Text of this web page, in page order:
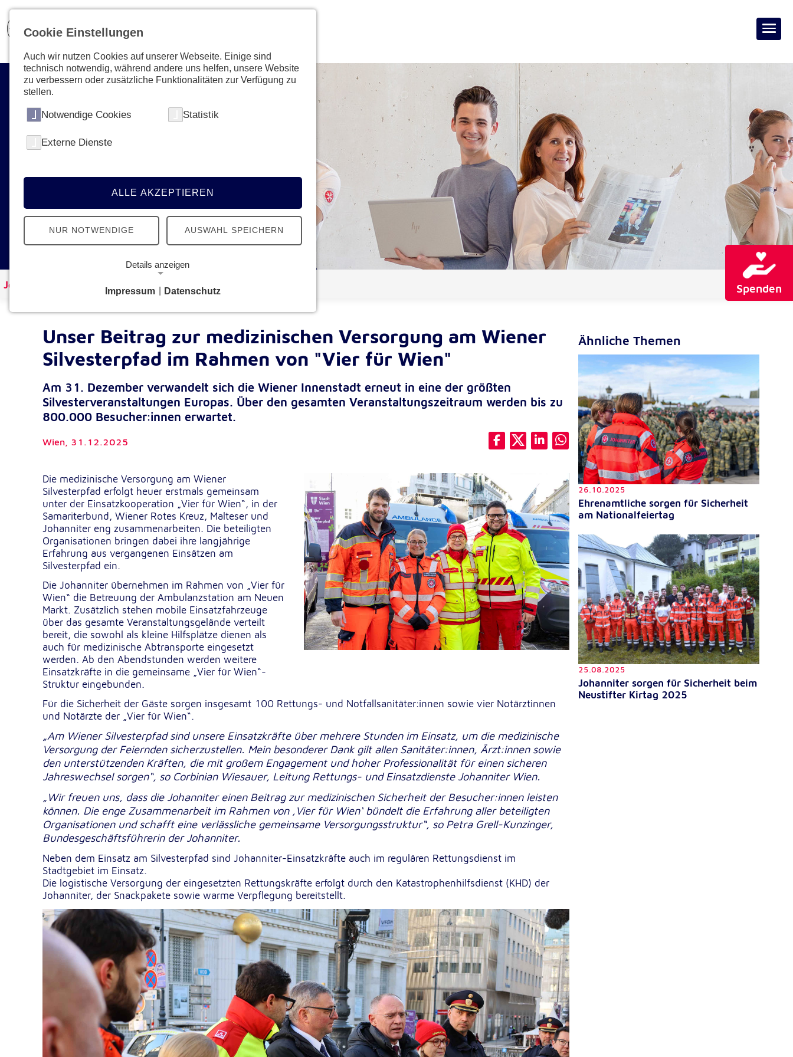
Spenden
Aktuelles & Presse
News, Termine, Podcast - Erfahren Sie
alles Neue von den Johannitern
Johanniter Österreich Aktuelles
Unser Beitrag zur medizinischen Versorgung am Wiener
Silvesterpfad im Rahmen von "Vier für Wien"
Am 31. Dezember verwandelt sich die Wiener Innenstadt erneut in eine der größten
Silvesterveranstaltungen Europas. Über den gesamten Veranstaltungszeitraum werden bis zu
800.000 Besucher:innen erwartet.
Wien, 31.12.2025
Die medizinische Versorgung am Wiener
Silvesterpfad erfolgt heuer erstmals gemeinsam
unter der Einsatzkooperation „Vier für Wien“, in der
Samariterbund, Wiener Rotes Kreuz, Malteser und
Johanniter eng zusammenarbeiten. Die beteiligten
Organisationen bringen dabei ihre langjährige
Erfahrung aus vergangenen Einsätzen am
Silvesterpfad ein.
Die Johanniter übernehmen im Rahmen von „Vier für
Wien“ die Betreuung der Ambulanzstation am Neuen
Markt. Zusätzlich stehen mobile Einsatzfahrzeuge
über das gesamte Veranstaltungsgelände verteilt
bereit, die sowohl als kleine Hilfsplätze dienen als
auch für medizinische Abtransporte eingesetzt
werden. Ab den Abendstunden werden weitere
Einsatzkräfte in die gemeinsame „Vier für Wien“-
Struktur eingebunden.
Für die Sicherheit der Gäste sorgen insgesamt 100 Rettungs- und Notfallsanitäter:innen sowie vier Notärztinnen
und Notärzte der „Vier für Wien“.
„Am Wiener Silvesterpfad sind unsere Einsatzkräfte über mehrere Stunden im Einsatz, um die medizinische
Versorgung der Feiernden sicherzustellen. Mein besonderer Dank gilt allen Sanitäter:innen, Ärzt:innen sowie
den unterstützenden Kräften, die mit großem Engagement und hoher Professionalität für einen sicheren
Jahreswechsel sorgen“, so Corbinian Wiesauer, Leitung Rettungs- und Einsatzdienste Johanniter Wien.
„Wir freuen uns, dass die Johanniter einen Beitrag zur medizinischen Sicherheit der Besucher:innen leisten
können. Die enge Zusammenarbeit im Rahmen von ‚Vier für Wien‘ bündelt die Erfahrung aller beteiligten
Organisationen und schafft eine verlässliche gemeinsame Versorgungsstruktur“, so Petra Grell-Kunzinger,
Bundesgeschäftsführerin der Johanniter.
Neben dem Einsatz am Silvesterpfad sind Johanniter-Einsatzkräfte auch im regulären Rettungsdienst im
Stadtgebiet im Einsatz.
Die logistische Versorgung der eingesetzten Rettungskräfte erfolgt durch den Katastrophenhilfsdienst (KHD) der
Johanniter, der Snackpakete sowie warme Verpflegung bereitstellt.
Ähnliche Themen
26.10.2025
Ehrenamtliche sorgen für Sicherheit
am Nationalfeiertag
25.08.2025
Johanniter sorgen für Sicherheit beim
Neustifter Kirtag 2025
Cookie Einstellungen
Auch wir nutzen Cookies auf unserer Webseite. Einige sind
technisch notwendig, während andere uns helfen, unsere Website
zu verbessern oder zusätzliche Funktionalitäten zur Verfügung zu
stellen.
Notwendige Cookies Statistik
Externe Dienste
ALLE AKZEPTIEREN
NUR NOTWENDIGE AUSWAHL SPEICHERN
Details anzeigen
Notwendige Cookies ermöglichen grundlegende Funktionen
und sind für die einwandfreie Funktion der Website
erforderlich.
Google Analytics Opt-Out-Cookie
Name: gaOptout
Zweck:
Dieser Cookie speichert die gewählte
Einverständnis-Cookie
Name: cookie_consent
Zweck:
Dieser Cookie speichert die ausgewählten
Einverständnis-Optionen des Benutzers
Cookie Laufzeit: 1 Jahr
Statistik
Statistik Cookies erfassen Informationen anonym. Diese
Informationen helfen uns zu verstehen, wie unsere Besucher
unsere Website nutzen.
Google Analytics
Name: _ga, _gid, _gac_gb_
Anbieter: Google LLC
Zweck:
Erhebung von Statistiken zur Website-
Nutzung
Google Tag Manager
Externe Dienste
Um Inhalte von Videoplattformen und Kartendiensten
anzeigen zu können, werden von diesen externen Diensten
Cookies gesetzt.
YouTube
Google LLC
Einbinden und Anzeigen von Videos
Google Maps
Impressum Datenschutz